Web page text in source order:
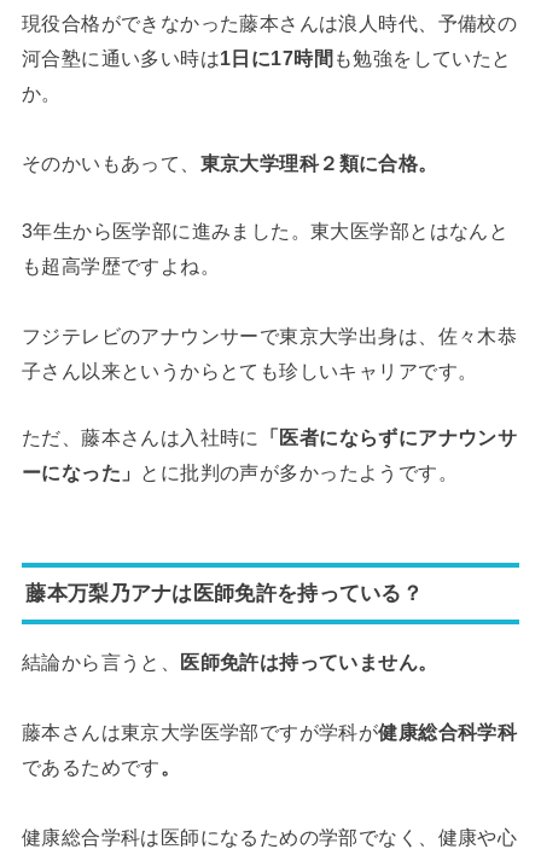
現役合格ができなかった藤本さんは浪人時代、予備校の
河合塾に通い多い時は1日に17時間 も勉強をしていたと
か。
そのかいもあって、 東京大学理科２類に合格。
3年生から医学部に進みました。東大医学部とはなんと
も超高学歴ですよね。
フジテレビのアナウンサーで東京大学出身は、佐々木恭
子さん以来というからとても珍しいキャリアです。
ただ、藤本さんは入社時に
「医者にならずにアナウンサ
ーになった」 とに批判の声が多かったようです。
藤本万梨乃アナは医師免許を持っている？
結論から言うと、 医師免許は持っていません。
藤本さんは東京大学医学部ですが学科が健康総合科学科
であるためです。
健康総合学科は医師になるための学部でなく、健康や心